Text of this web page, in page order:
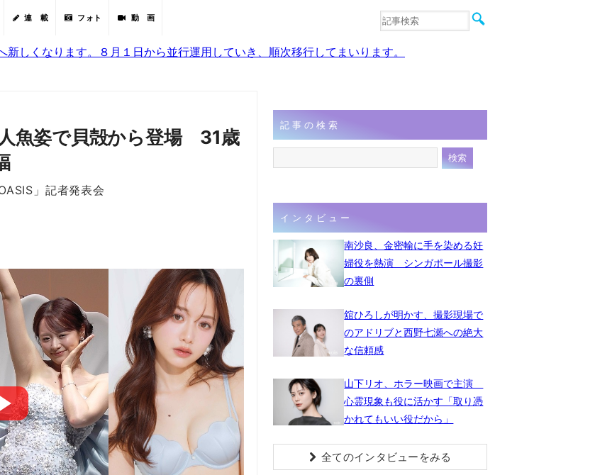
連 載 フォト 動 画
音楽
しくなります。８月１日から並行運用していき、順次移行してまいります。
魚姿で貝殻から登場 31歳
」記者発表会
記事の検索
インタビュー
南沙良、金密輸に手を染める妊
婦役を熱演 シンガポール撮影
の裏側
舘ひろしが明かす、撮影現場で
のアドリブと西野七瀬への絶大
な信頼感
山下リオ、ホラー映画で主演
心霊現象も役に活かす「取り憑
かれてもいい役だから」
全てのインタビューをみる